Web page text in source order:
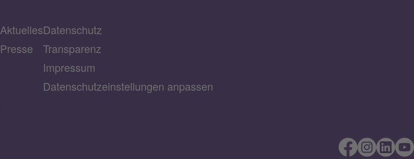
Aktuelles
Presse
Datenschutz
Transparenz
Impressum
Datenschutzeinstellungen anpassen